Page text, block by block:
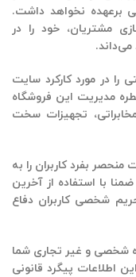
برعهده نخواهد داشت.
مشتریان، خود را در
را در مورد کارکرد سایت
مدیریت این فروشگاه
تجهیزات سخت
بفرد کاربران را به
با استفاده از آخرین
شخصی کاربران دفاع
شخصى و غیر تجارى شما
اطلاعات پیگرد قانونی